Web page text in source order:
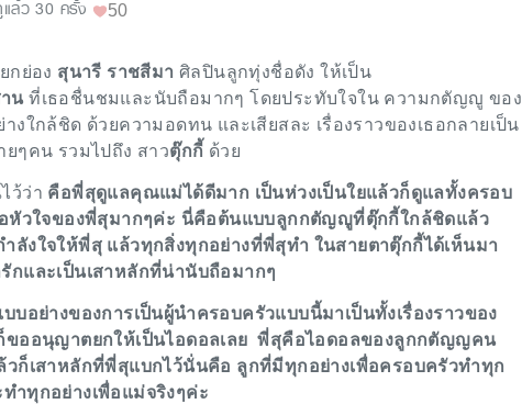
ล้ว 30 ครั้ง 50
กย่อง สุนารี ราชสีมา ศิลปินลูกทุ่งชื่อดัง ให้เป็น
นที่เธอชื่นชมและนับถือมากๆ โดยประทับใจใน ความกตัญญู ของ
งใกล้ชิด ด้วยความอดทน และเสียสละ เรื่องราวของเธอกลายเป็น
ๆคน รวมไปถึง สาวตุ๊กกี้ ด้วย
ว้ว่า คือพี่สุดูแลคุณแม่ได้ดีมาก เป็นห่วงเป็นใยแล้วก็ดูแลทั้งครอบ
หัวใจของพี่สุมากๆค่ะ นี่คือต้นแบบลูกกตัญญูที่ตุ๊กกี้ใกล้ชิดแล้ว
ลังใจให้พี่สุ แล้วทุกสิ่งทุกอย่างที่พี่สุทำ ในสายตาตุ๊กกี้ได้เห็นมา
และเป็นเสาหลักที่น่านับถือมากๆ
บอย่างของการเป็นผู้นำครอบครัวแบบนี้มาเป็นทั้งเรื่องราวของ
ขออนุญาตยกให้เป็นไอดอลเลย พี่สุคือไอดอลของลูกกตัญญคน
ก็เสาหลักที่พี่สุแบกไว้นั่นคือ ลูกที่มีทุกอย่างเพื่อครอบครัวทำทุก
ำทุกอย่างเพื่อแม่จริงๆค่ะ